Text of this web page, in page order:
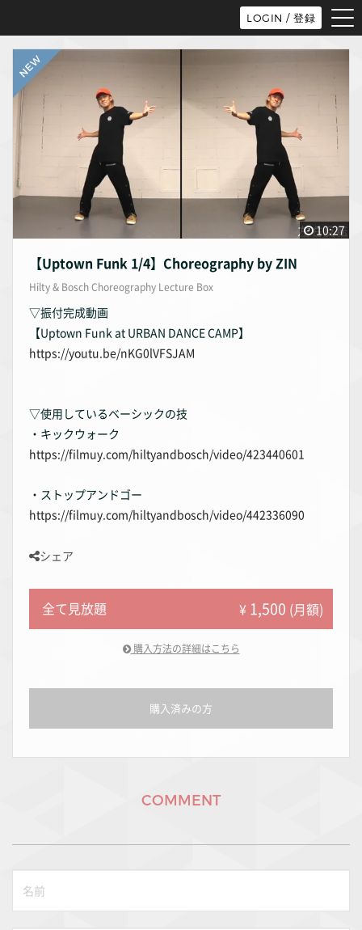
LOGIN / 登録
10:27
【Uptown Funk 1/4】Choreography by ZIN
Hilty & Bosch Choreography Lecture Box
▽振付完成動画
【Uptown Funk at URBAN DANCE CAMP】
https://youtu.be/nKG0lVFSJAM
▽使用しているベーシックの技
・キックウォーク
https://filmuy.com/hiltyandbosch/video/423440601
・ストップアンドゴー
https://filmuy.com/hiltyandbosch/video/442336090
シェア
全て見放題 ¥ 1,500 (月額)
購入方法の詳細はこちら
購入済みの方
COMMENT